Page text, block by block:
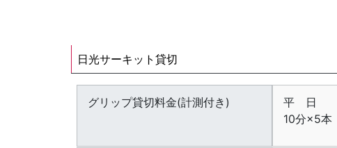
日光サーキット貸切
グリップ貸切料金(計測付き)
平 日
10分×5